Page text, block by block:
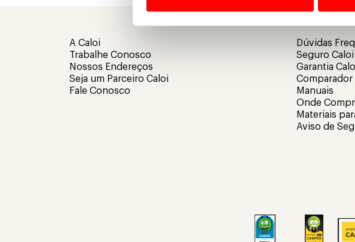
A Caloi
Trabalhe Conosco
Nossos Endereços
Seja um Parceiro Caloi
Fale Conosco
Dúvidas
Seguro Caloi
Garantia
Comparador
Manuais
Onde
Materiais
Aviso de